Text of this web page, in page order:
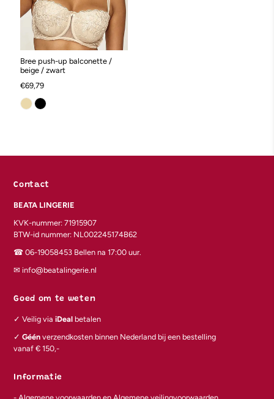
Bree push-up balconette /
beige / zwart
€69,79
Contact
BEATA LINGERIE
KVK-nummer: 71915907
BTW-id nummer: NL002245174B62
☎︎ 06-19058453 Bellen na 17:00 uur.
✉︎ info@beatalingerie.nl
Goed om te weten
✓ Veilig viaiDeal betalen
✓Géén verzendkosten binnen Nederland bij een bestelling
vanaf € 150,-
Informatie